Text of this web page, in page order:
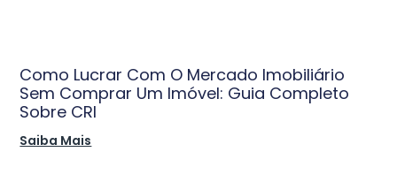
Como Lucrar Com O Mercado Imobiliário
Sem Comprar Um Imóvel: Guia Completo
Sobre CRI
Saiba Mais